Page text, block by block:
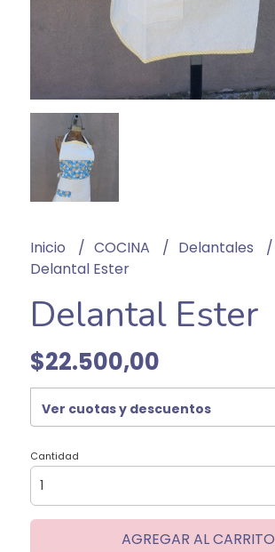
Inicio COCINA
Delantales
Delantal Ester
Delantal Ester
$22.500,00
Ver cuotas y descuentos
Cantidad
AGREGAR AL CARRITO